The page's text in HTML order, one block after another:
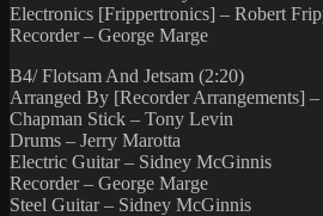
Electronics [Frippertronics] – Robert
Recorder – George Marge
B4/ Flotsam And Jetsam (2:20)
Arranged By [Recorder Arrangements]
Chapman Stick – Tony Levin
Drums – Jerry Marotta
Electric Guitar – Sidney McGinnis
Recorder – George Marge
Steel Guitar – Sidney McGinnis